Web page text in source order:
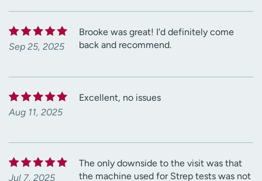
Sep 25, 2025
Brooke was great! I'd definitely come
back and recommend.
Aug 11, 2025
Excellent, no issues
Jul 7, 2025
The only downside to the visit was that
the machine used for Strep tests was not